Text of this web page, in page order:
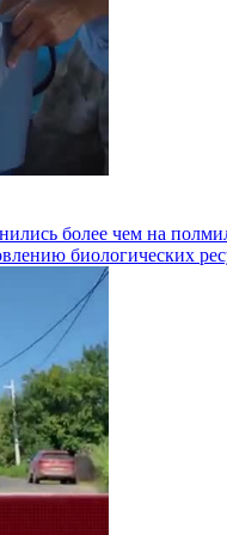
более чем на
биологических